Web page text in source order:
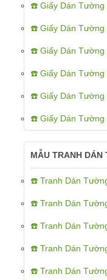
☎️ Giấy Dán Tường
☎️ Giấy Dán Tường
☎️ Giấy Dán Tường
☎️ Giấy Dán Tường
☎️ Giấy Dán Tường
☎️ Giấy Dán Tường
MẪU TRANH DÁN
☎️ Tranh Dán
☎️ Tranh Dán
☎️ Tranh Dán
☎️ Tranh Dán
☎️ Tranh Dán